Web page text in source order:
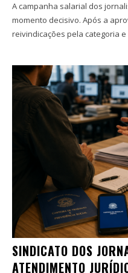
A campanha salarial dos
momento decisivo. Após a
reivindicações pela categoria e
SINDICATO DOS
ATENDIMENTO